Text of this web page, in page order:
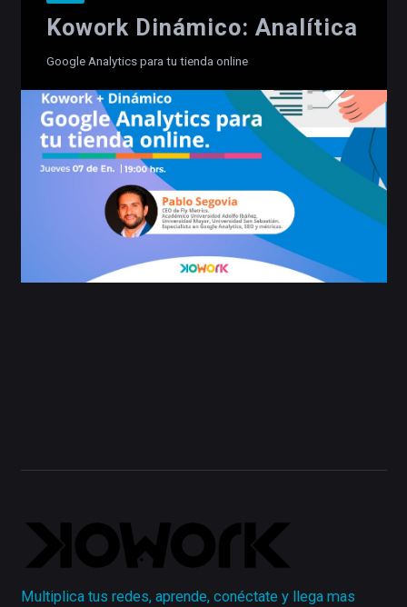
Kowork Dinámico: Analítica
Google Analytics para tu tienda online
Multiplica tus redes, aprende, conéctate y llega mas